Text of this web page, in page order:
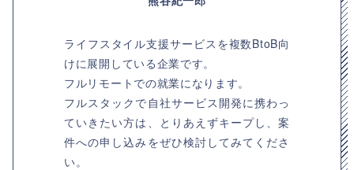
ライフスタイル支援サービスを複数BtoB向
けに展開している企業です。
フルリモートでの就業になります。
フルスタックで自社サービス開発に携わっ
ていきたい方は、とりあえずキープし、案
件への申し込みをぜひ検討してみてくださ
い。